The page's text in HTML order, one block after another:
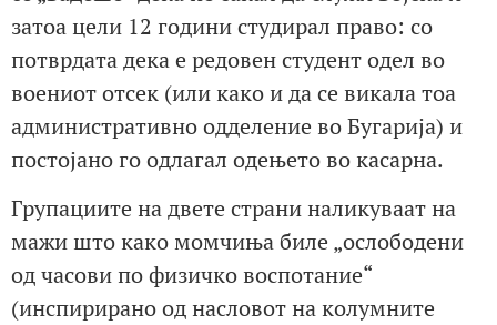
затоа цели 12 години студирал право: со
потврдата дека е редовен студент одел во
воениот отсек (или како и да се викала тоа
административно одделение во Бугарија) и
постојано го одлагал одењето во касарна.
Групациите на двете страни наликуваат на
мажи што како момчиња биле „ослободени
од часови по физичко воспотание“
(инспирирано од насловот на колумните